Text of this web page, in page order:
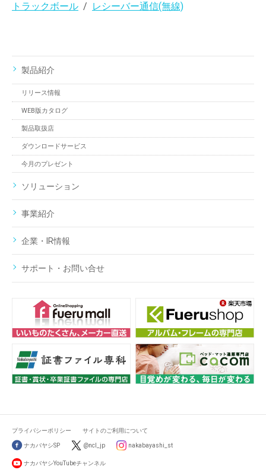
トラックボール
レシーバー通信(無線)
製品紹介
リリース情報
WEB版カタログ
製品取扱店
ダウンロードサービス
今月のプレゼント
ソリューション
事業紹介
企業・IR情報
サポート・お問い合せ
プライバシーポリシー サイトのご利用について
ナカバヤシSP @ncl_jp nakabayashi_st
ナカバヤシYouTubeチャンネル